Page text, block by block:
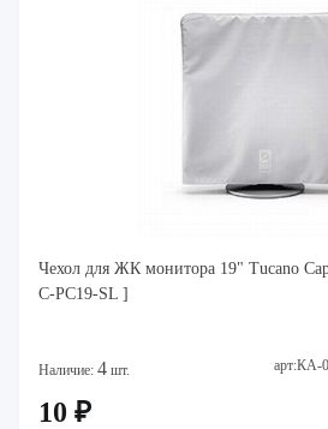
Чехол для ЖК монитора 19" Tucano
C-PC19-SL ]
Наличие: 4 шт. арт:КА-
10 ₽